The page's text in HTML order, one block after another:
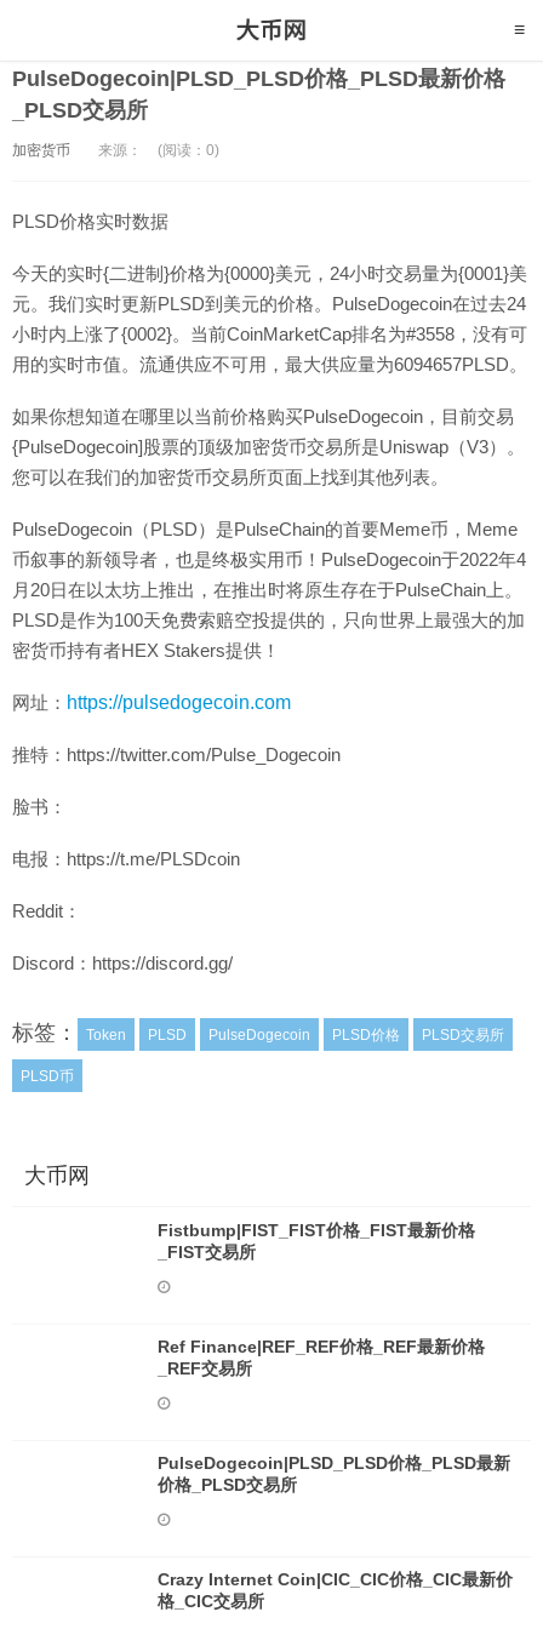
PulseDogecoin|PLSD_PLSD价格_PLSD最新价格
_PLSD交易所
加密货币 来源： (阅读：0)
PLSD价格实时数据
今天的实时{二进制}价格为{0000}美元，24小时交易量为{0001}美
元。我们实时更新PLSD到美元的价格。PulseDogecoin在过去24
小时内上涨了{0002}。当前CoinMarketCap排名为#3558，没有可
用的实时市值。流通供应不可用，最大供应量为6094657PLSD。
如果你想知道在哪里以当前价格购买PulseDogecoin，目前交易
{PulseDogecoin]股票的顶级加密货币交易所是Uniswap（V3）。
您可以在我们的加密货币交易所页面上找到其他列表。
PulseDogecoin（PLSD）是PulseChain的首要Meme币，Meme
币叙事的新领导者，也是终极实用币！PulseDogecoin于2022年4
月20日在以太坊上推出，在推出时将原生存在于PulseChain上。
PLSD是作为100天免费索赔空投提供的，只向世界上最强大的加
密货币持有者HEX Stakers提供！
网址： https://pulsedogecoin.com
推特：https://twitter.com/Pulse_Dogecoin
脸书：
电报：https://t.me/PLSDcoin
Reddit：
Discord：https://discord.gg/
标签： Token PLSD PulseDogecoin PLSD价格 PLSD交易所
PLSD币
大币网
Fistbump|FIST_FIST价格_FIST最新价格
_FIST交易所
Ref Finance|REF_REF价格_REF最新价格
_REF交易所
PulseDogecoin|PLSD_PLSD价格_PLSD最新
价格_PLSD交易所
Crazy Internet Coin|CIC_CIC价格_CIC最新价
格_CIC交易所